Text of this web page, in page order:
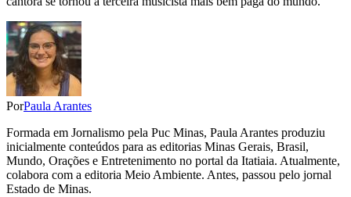
PorPaula Arantes
Formada em Jornalismo pela Puc Minas, Paula Arantes produziu
inicialmente conteúdos para as editorias Minas Gerais, Brasil,
Mundo, Orações e Entretenimento no portal da Itatiaia. Atualmente,
colabora com a editoria Meio Ambiente. Antes, passou pelo jornal
Estado de Minas.